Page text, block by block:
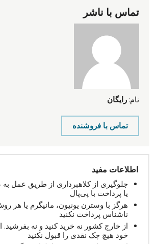
تماس با ناشر
نام: رایگان
تماس با فروشنده
اطلاعات مفید
جلوگیری از کلاهبرداری از طریق عمل
یا پرداخت با پی‌پال
هرگز با وسترن یونیون، مانیگرم یا هر
ناشناس پرداخت نکنید
از خارج کشور نه خرید کنید و نه بفرشید.
خود هیچ چک نقدی را قبول نکنید